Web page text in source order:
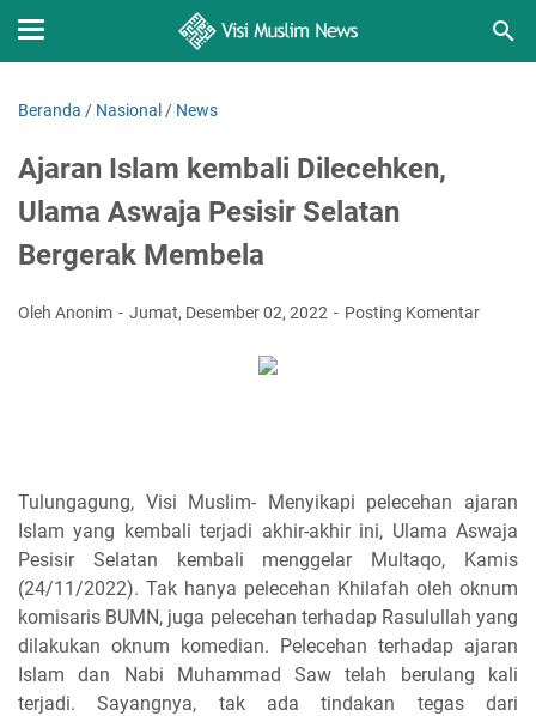
Beranda / Nasional / News
Ajaran Islam kembali Dilecehken,
Ulama Aswaja Pesisir Selatan
Bergerak Membela
Oleh Anonim Jumat, Desember 02, 2022 Posting Komentar
Tulungagung, Visi Muslim- Menyikapi pelecehan ajaran
Islam yang kembali terjadi akhir-akhir ini, Ulama Aswaja
Pesisir Selatan kembali menggelar Multaqo, Kamis
(24/11/2022). Tak hanya pelecehan Khilafah oleh oknum
komisaris BUMN, juga pelecehan terhadap Rasulullah yang
dilakukan oknum komedian. Pelecehan terhadap ajaran
Islam dan Nabi Muhammad Saw telah berulang kali
terjadi. Sayangnya, tak ada tindakan tegas dari